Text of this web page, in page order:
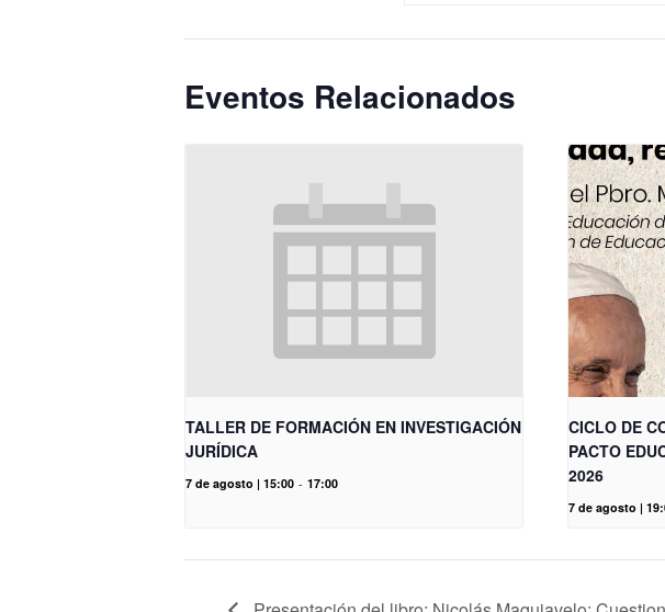
Eventos Relacionados
TALLER DE FORMACIÓN EN INVESTIGACIÓN
JURÍDICA
7 de agosto | 15:00 - 17:00
CICLO DE
PACTO
2026
7 de agosto |